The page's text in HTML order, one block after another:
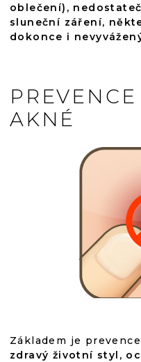
oblečení),
sluneční záření,
dokonce i
AKNÉ
Základem je
zdravý životní styl,